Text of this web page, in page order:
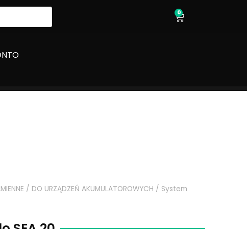
0 wózek
/ DO URZĄDZEŃ AKUMULATOROWYCH / System